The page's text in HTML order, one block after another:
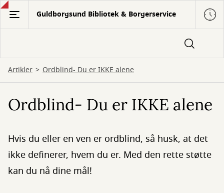
Gå
hovedindhold
Guldborgsund Bibliotek & Borgerservice
Artikler Ordblind- Du er IKKE alene
Ordblind- Du er IKKE alene
Hvis du eller en ven er ordblind, så husk, at det
ikke definerer, hvem du er. Med den rette støtte
kan du nå dine mål!